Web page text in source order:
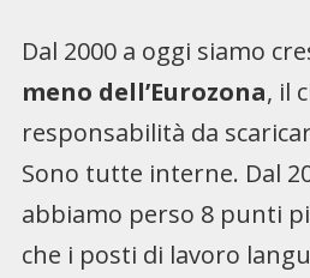
Dal 2000 a oggi siamo
meno dell’Eurozona, il
responsabilità da
Sono tutte interne. Dal
abbiamo perso 8 punti
che i posti di lavoro